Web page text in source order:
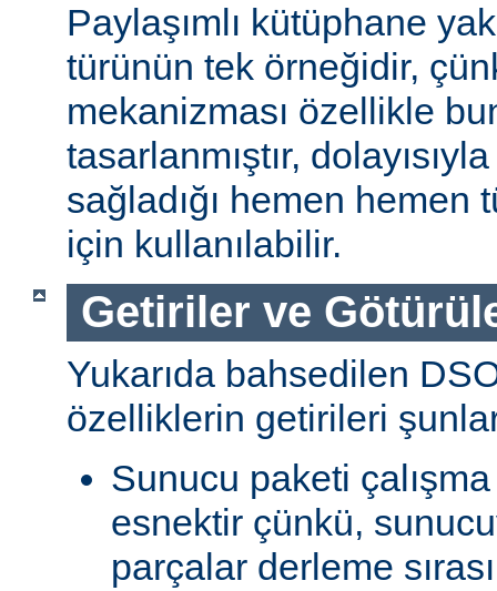
Paylaşımlı kütüphane
türünün tek örneğidir,
mekanizması özellikle
tasarlanmıştır,
sağladığı hemen hemen
için kullanılabilir.
Getiriler ve
Yukarıda bahsedilen
özelliklerin getirileri
Sunucu paketi
esnektir çünkü,
parçalar derleme